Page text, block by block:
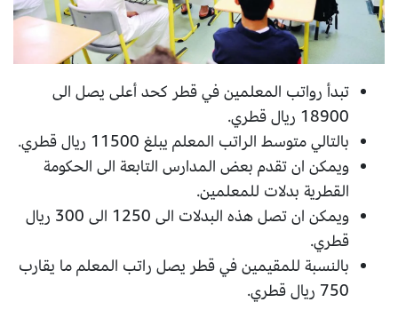
تبدأ رواتب المعلمين في قطر كحد أعلى يصل الى
18900 ريال قطري.
بالتالي متوسط الراتب المعلم يبلغ 11500 ريال قطري.
ويمكن ان تقدم بعض المدارس التابعة الى الحكومة
القطرية بدلات للمعلمين.
ويمكن ان تصل هذه البدلات الى 1250 الى 300 ريال
قطري.
بالنسبة للمقيمين في قطر يصل راتب المعلم ما يقارب
750 ريال قطري.